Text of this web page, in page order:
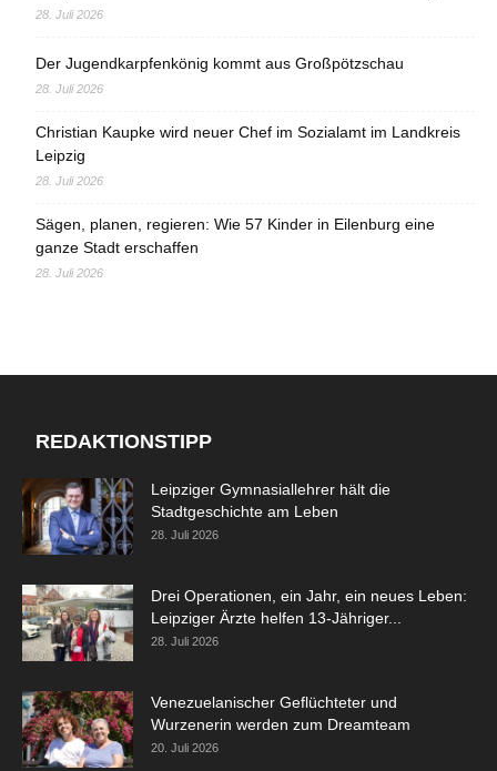
28. Juli 2026
Der Jugendkarpfenkönig kommt aus Großpötzschau
28. Juli 2026
Christian Kaupke wird neuer Chef im Sozialamt im Landkreis
Leipzig
28. Juli 2026
Sägen, planen, regieren: Wie 57 Kinder in Eilenburg eine
ganze Stadt erschaffen
28. Juli 2026
REDAKTIONSTIPP
Leipziger Gymnasiallehrer hält die
Stadtgeschichte am Leben
28. Juli 2026
Drei Operationen, ein Jahr, ein neues Leben:
Leipziger Ärzte helfen 13-Jähriger...
28. Juli 2026
Venezuelanischer Geflüchteter und
Wurzenerin werden zum Dreamteam
20. Juli 2026